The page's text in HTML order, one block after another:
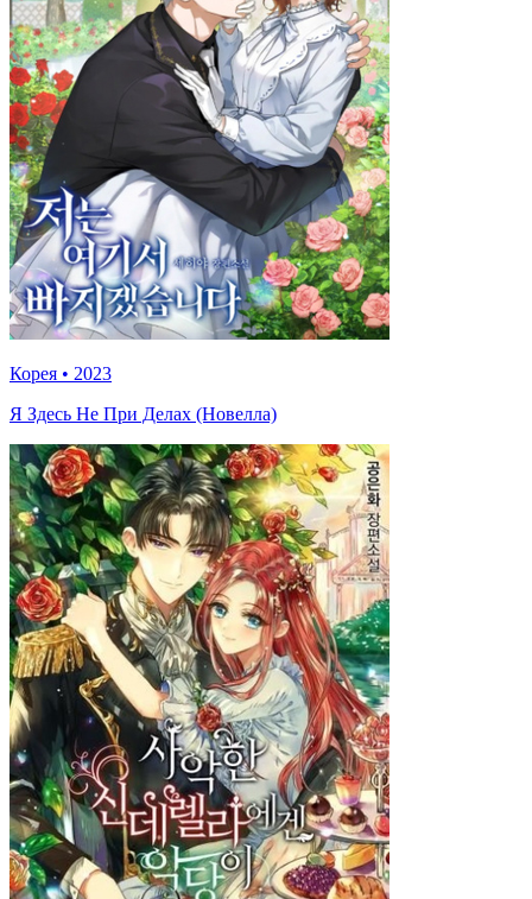
Корея • 2023
Я Здесь Не При Делах (Новелла)